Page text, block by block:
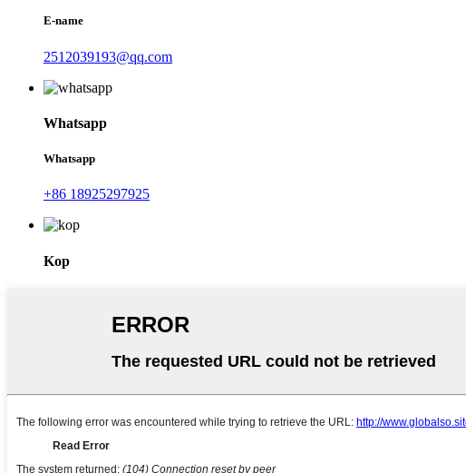
E-name
2512039193@qq.com
Whatsapp
Whatsapp
+86 18925297925
Kop